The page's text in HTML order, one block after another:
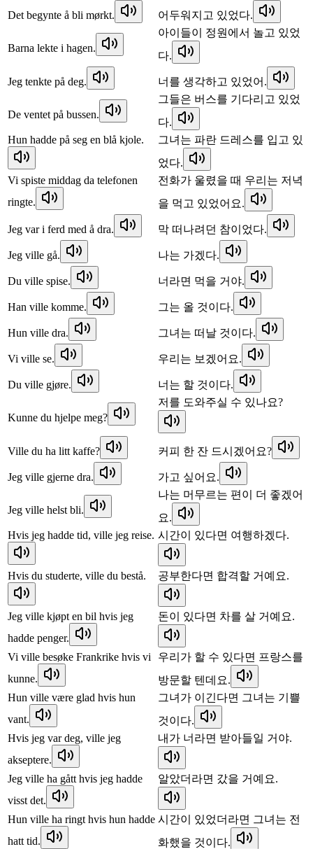
Det begynte å bli mørkt. 어두워지고 있었다.
Barna lekte i hagen.
아이들이 정원에서 놀고 있었
다.
Jeg tenkte på deg. 너를 생각하고 있었어.
De ventet på bussen.
그들은 버스를 기다리고 있었
다.
Hun hadde på seg en blå kjole.
그녀는 파란 드레스를 입고 있
었다.
Vi spiste middag da telefonen
ringte.
전화가 울렸을 때 우리는 저녁
을 먹고 있었어요.
Jeg var i ferd med å dra. 막 떠나려던 참이었다.
Jeg ville gå. 나는 가겠다.
Du ville spise. 너라면 먹을 거야.
Han ville komme. 그는 올 것이다.
Hun ville dra. 그녀는 떠날 것이다.
Vi ville se. 우리는 보겠어요.
Du ville gjøre. 너는 할 것이다.
Kunne du hjelpe meg?
저를 도와주실 수 있나요?
Ville du ha litt kaffe? 커피 한 잔 드시겠어요?
Jeg ville gjerne dra. 가고 싶어요.
Jeg ville helst bli.
나는 머무르는 편이 더 좋겠어
요.
Hvis jeg hadde tid, ville jeg reise. 시간이 있다면 여행하겠다.
Hvis du studerte, ville du bestå. 공부한다면 합격할 거예요.
Jeg ville kjøpt en bil hvis jeg
hadde penger.
돈이 있다면 차를 살 거예요.
Vi ville besøke Frankrike hvis vi
kunne.
우리가 할 수 있다면 프랑스를
방문할 텐데요.
Hun ville være glad hvis hun
vant.
그녀가 이긴다면 그녀는 기쁠
것이다.
Hvis jeg var deg, ville jeg
akseptere.
내가 너라면 받아들일 거야.
Jeg ville ha gått hvis jeg hadde
visst det.
알았더라면 갔을 거예요.
Hun ville ha ringt hvis hun hadde
hatt tid.
시간이 있었더라면 그녀는 전
화했을 것이다.